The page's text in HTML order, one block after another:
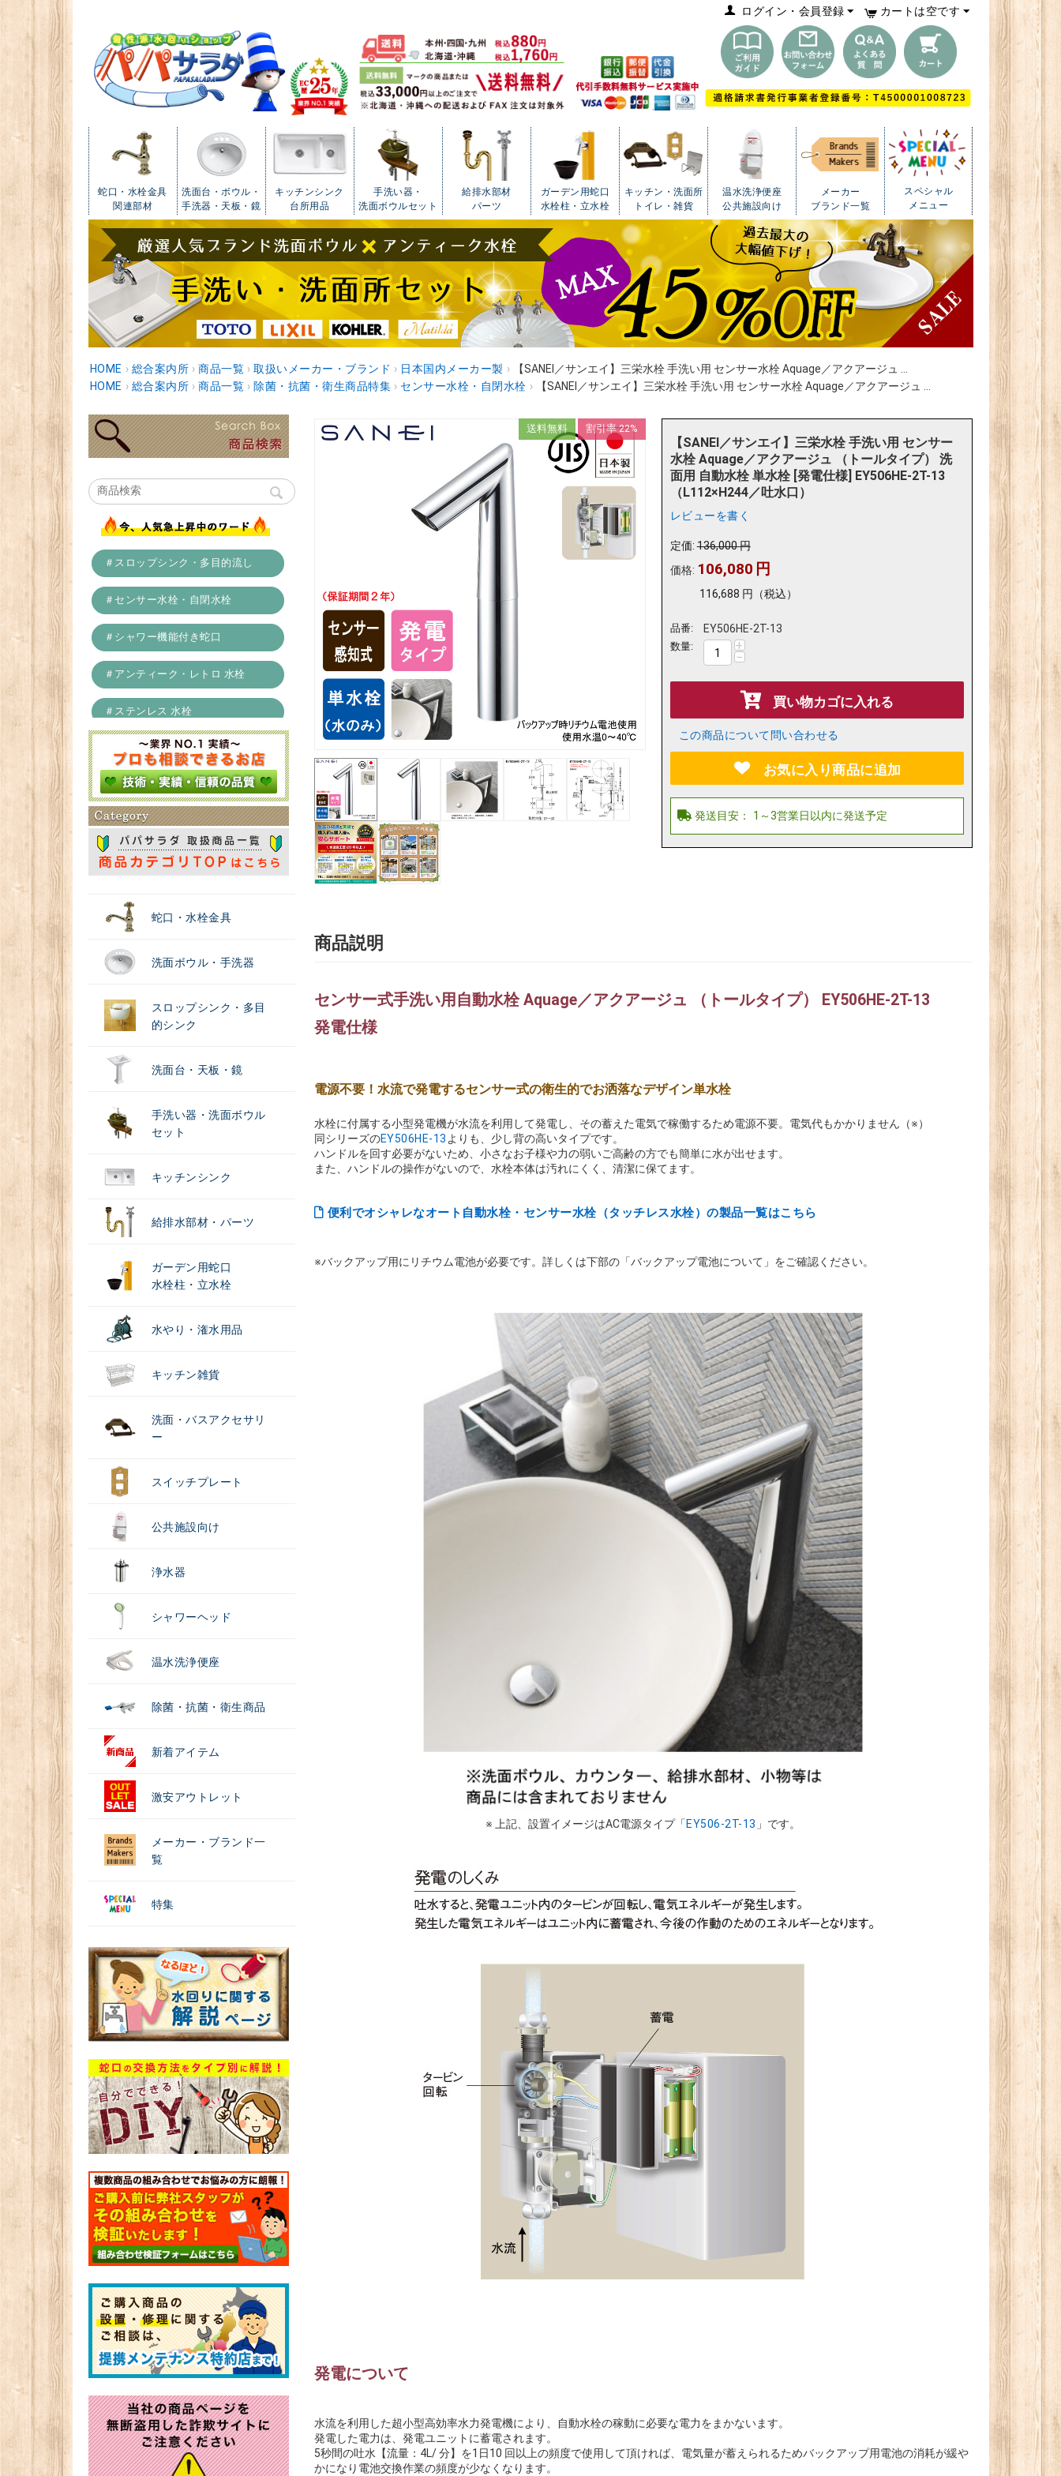
カートは空です
ログイン・会員登録
蛇口・水栓金具
関連部材
洗面台・ボウル・
手洗器・天板・鏡
キッチンシンク
台所用品
手洗い器・
洗面ボウルセット
給排水部材
パーツ
ガーデン用蛇口
水栓柱・立水栓
キッチン・洗面所
トイレ・雑貨
温水洗浄便座
公共施設向け
メーカー
ブランド一覧
スペシャル
メニュー
HOME › 総合案内所 › 商品一覧 › 取扱いメーカー・ブランド › 日本国内メーカー製 ›
【SANEI／サンエイ】三栄水栓 手洗い用 センサー水栓 Aquage／アクアージュ ...
HOME › 総合案内所 › 商品一覧 › 除菌・抗菌・衛生商品特集 › センサー水栓・自閉水栓 › 【SANEI／サンエイ】三栄水栓 手洗い用 センサー水栓 Aquage／アクアージュ ...
＃スロップシンク・多目的流し
＃センサー水栓・自閉水栓
＃シャワー機能付き蛇口
＃アンティーク・レトロ 水栓
＃ステンレス 水栓
＃浄水器
蛇口・水栓金具
洗面ボウル・手洗器
スロップシンク・多目
的シンク
洗面台・天板・鏡
手洗い器・洗面ボウル
セット
キッチンシンク
給排水部材・パーツ
ガーデン用蛇口
水栓柱・立水栓
水やり・潅水用品
キッチン雑貨
洗面・バスアクセサリ
ー
スイッチプレート
公共施設向け
浄水器
シャワーヘッド
温水洗浄便座
除菌・抗菌・衛生商品
新着アイテム
激安アウトレット
メーカー・ブランド一
覧
特集
送料無料 割引率 22%
【SANEI／サンエイ】三栄水栓 手洗い用 センサー
水栓 Aquage／アクアージュ （トールタイプ） 洗
面用 自動水栓 単水栓 [発電仕様] EY506HE-2T-13
（L112×H244／吐水口）
レビューを書く
定価: 136,000円
価格: 106,080 円
116,688 円 （税込）
品番: EY506HE-2T-13
数量: +
−
買い物カゴに入れる
この商品について問い合わせる
お気に入り商品に追加
商品説明
センサー式手洗い用自動水栓 Aquage／アクアージュ （トールタイプ） EY506HE-2T-13
発電仕様
電源不要！水流で発電するセンサー式の衛生的でお洒落なデザイン単水栓
水栓に付属する小型発電機が水流を利用して発電し、その蓄えた電気で稼働するため電源不要。電気代もかかりません（※）
同シリーズのEY506HE-13 よりも、少し背の高いタイプです。
ハンドルを回す必要がないため、小さなお子様や力の弱いご高齢の方でも簡単に水が出せます。
また、ハンドルの操作がないので、水栓本体は汚れにくく、清潔に保てます。
便利でオシャレなオート自動水栓・センサー水栓（タッチレス水栓）の製品一覧はこちら
※バックアップ用にリチウム電池が必要です。詳しくは下部の「バックアップ電池について」をご確認ください。
※ 上記、設置イメージはAC電源タイプ「 EY506-2T-13 」です。
発電について
水流を利用した超小型高効率水力発電機により、自動水栓の稼動に必要な電力をまかないます。
発電した電力は、発電ユニットに蓄電されます。
5秒間の吐水【流量：4L/ 分】を1日10 回以上の頻度で使用して頂ければ、電気量が蓄えられるためバックアップ用電池の消耗が緩や
かになり電池交換作業の頻度が少なくなります。